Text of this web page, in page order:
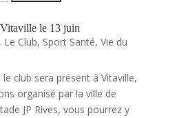
le 13 juin
, Le Club, Sport Santé, Vie du
club sera présent à Vitaville,
organisé par la ville de
JP Rives, vous pourrez y